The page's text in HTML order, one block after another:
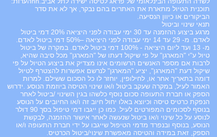
תוכנית הטיול מתארת את האתרים בהם נבקר, אך לא את סדר
הביקורים או כיוון הנסיעה.
תנאי שינוי וביטול
מרגע ביצוע ההזמנה עד 30 ימי עבודה לפני היציאה 20% דמי ביטול
לאדם. מ- 29 עד 14 ימי עבודה לפני היציאה –50% דמי ביטול לאדם.
מ- 13 ועד ליום היציאה - 100% דמי ביטול לאדם. במקרה של ביטול
טיול ע"י "המארגן" על פי שיקול דעתו של "המארגן" מכל סיבה שהיא,
לרבות אם מספר האנשים הרשומים אינו מצדיק את ביצוע הטיול על פי
שיקול דעת "המארגן", יציע "המארגן" לנרשם אפשרות להצטרף לטיול
דומה בתאריך אחר או, לחילופין, יוחזר לו כל הסכום ששילם. למרות
האמור לעיל, במקרה שעקב ביטול ו/או שינוי הטיסה ביוזמת הנוסע .ידרוש
הספק או חברת התעופה סכום נוסף כלשהו בגין השינוי /ביטול לאחר
הנפקת כרטיס טיסה וכיוצא באלו יחול חיוב זה ו/או החיובים על הנוסע
בנוסף לסכומים המפורטים לעיל. כמו כן ייגבו דמי טיפול בסך 90 דולר
לנוסע על כל שינוי ו/או ביטול שנעשה לאחר אישור ההזמנה, לבקשת
הנוסע, בנוסף ובנפרד מדמי הטיפול שייגבו על ידי חברת התעופה ו/או
הספק, זאת במידה והטיסה מאפשרת שינוי/ביטול הכרטיס.